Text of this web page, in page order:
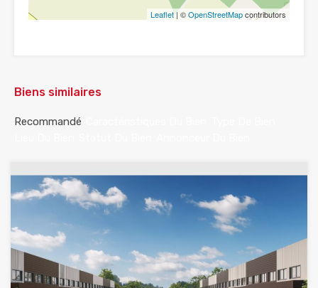
Leaflet | ©OpenStreetMapcontributors
Biens similaires
Recommandé